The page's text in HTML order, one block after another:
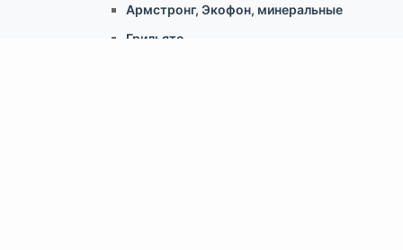
Армстронг, Экофон, минеральные
Грильято